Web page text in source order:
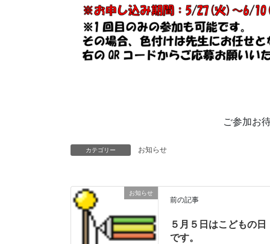
ご参加お
カテゴリー お知らせ
お知らせ
前の記事
５月５日はこどもの日
です。